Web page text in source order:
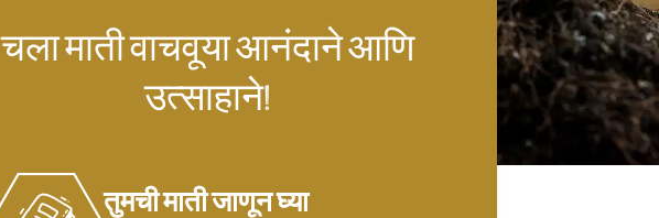
चला माती वाचवूया आनंदाने आणि
उत्साहाने!
तुमची माती जाणून घ्या